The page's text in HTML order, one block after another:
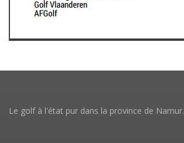
Le golf à l'état pur dans la province de Namur.